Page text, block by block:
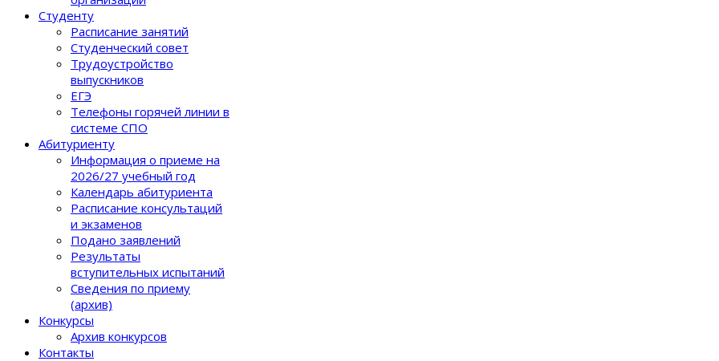
Студенту
Расписание занятий
Студенческий совет
Трудоустройство
выпускников
ЕГЭ
Телефоны горячей линии в
системе СПО
Абитуриенту
Информация о приеме на
2026/27 учебный год
Календарь абитуриента
Расписание консультаций
и экзаменов
Подано заявлений
Результаты
вступительных испытаний
Сведения по приему
(архив)
Конкурсы
Архив конкурсов
Контакты